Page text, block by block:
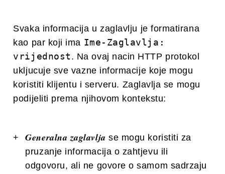
Svaka informacija u zaglavlju je formatirana
kao par koji ima Ime-Zaglavlja:
vrijednost . Na ovaj nacin HTTP protokol
ukljucuje sve vazne informacije koje mogu
koristiti klijentu i serveru. Zaglavlja se mogu
podijeliti prema njihovom kontekstu:
Generalna zaglavlja se mogu koristiti za
pruzanje informacija o zahtjevu ili
odgovoru, ali ne govore o samom sadrzaju